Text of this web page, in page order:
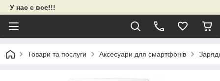
У нас є все!!!
Товари та послуги Аксесуари для смартфонів